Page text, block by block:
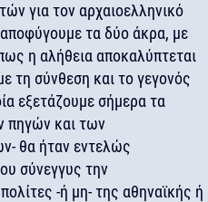
για τον αρχαιοελληνικό
τα δύο άκρα, με
η αλήθεια αποκαλύπτεται
τη σύνθεση και το γεγονός
εξετάζουμε σήμερα τα
πηγών και των
θα ήταν εντελώς
σύνεγγυς την
-ή μη- της αθηναϊκής ή